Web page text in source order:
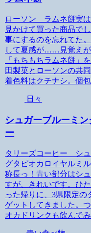
ローソン ラムネ餅実
見かけて買った商品で
事にするのを忘れてた
して夏感が……見覚えが
「もちもちラムネ餅」
田製菓とローソンの共
着色料はクチナシ。個
日々
シュガーブルーミン
ー
タリーズコーヒー シ
グタピオカロイヤルミ
称長っ！青い部分はシ
すが、きれいです。ひ
った帰りに、3県限定の
ゲットしてきました。
オカドリンクも飲んで